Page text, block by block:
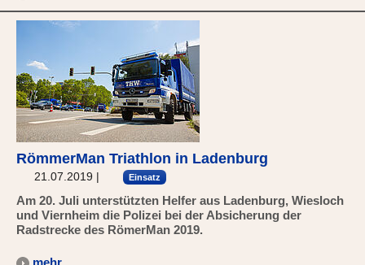
RömmerMan Triathlon in Ladenburg
21.07.2019 | Einsatz
Am 20. Juli unterstützten Helfer aus Ladenburg, Wiesloch
und Viernheim die Polizei bei der Absicherung der
Radstrecke des RömerMan 2019.
mehr